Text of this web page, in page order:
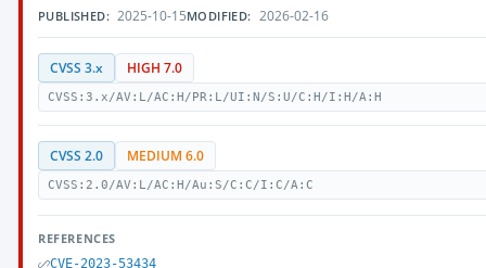
PUBLISHED: 2025-10-15MODIFIED: 2026-02-16
CVSS 3.x HIGH 7.0
CVSS:3.x/AV:L/AC:H/PR:L/UI:N/S:U/C:H/I:H/A:H
CVSS 2.0 MEDIUM 6.0
CVSS:2.0/AV:L/AC:H/Au:S/C:C/I:C/A:C
REFERENCES
CVE-2023-53434